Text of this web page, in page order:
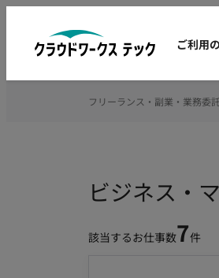
ご利用
ビジネス・
該当するお仕事数7件
フリーランス・副業・業務委